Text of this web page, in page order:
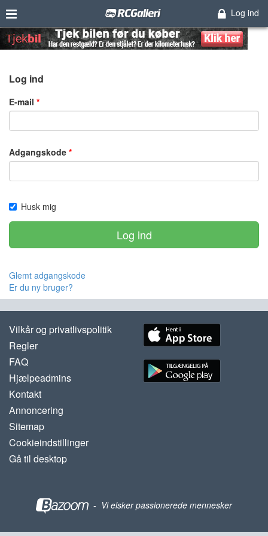
Log ind
Log ind
E-mail
Adgangskode
Husk mig
Log ind
Glemt adgangskode
Er du ny bruger?
Vilkår og privatlivspolitik
Regler
FAQ
Hjælpeadmins
Kontakt
Annoncering
Sitemap
Cookieindstillinger
Gå til desktop
- Vi elsker passionerede mennesker